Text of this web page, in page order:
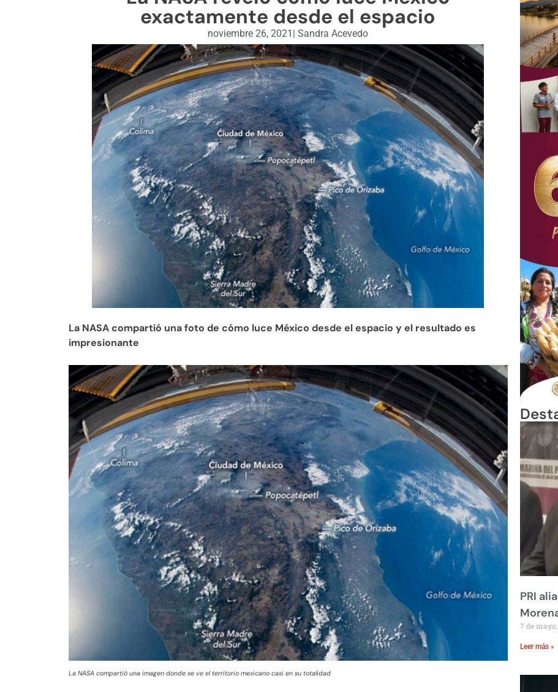
exactamente desde el espacio
noviembre 26, 2021 Sandra Acevedo
La NASA compartió una foto de cómo luce México desde el espacio y el resultado es
impresionante
La NASA compartió una imagen donde se ve el territorio mexicano casi en su totalidad
PRI
7 de
Leer más »